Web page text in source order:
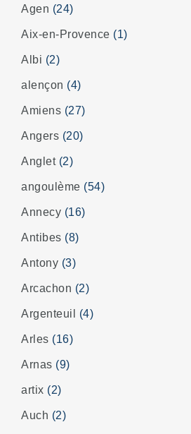
Agen (24)
Aix-en-Provence (1)
Albi (2)
alençon (4)
Amiens (27)
Angers (20)
Anglet (2)
angoulème (54)
Annecy (16)
Antibes (8)
Antony (3)
Arcachon (2)
Argenteuil (4)
Arles (16)
Arnas (9)
artix (2)
Auch (2)